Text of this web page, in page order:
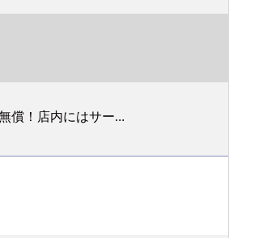
償！店内にはサー...